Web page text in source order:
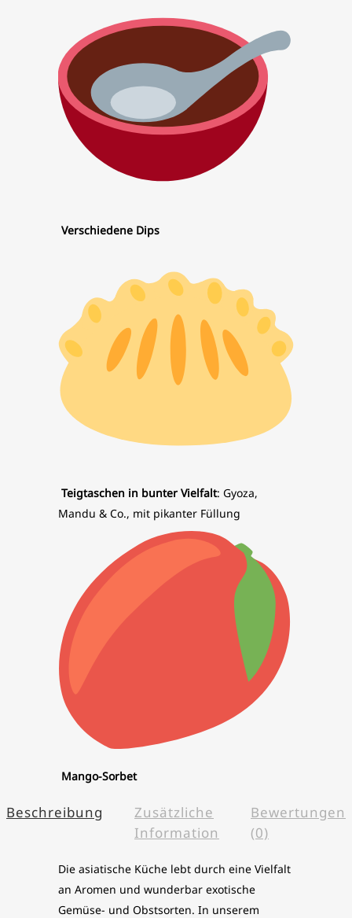
Verschiedene Dips
Teigtaschen in bunter Vielfalt: Gyoza,
Mandu & Co., mit pikanter Füllung
Mango-Sorbet
Beschreibung
Zusätzliche
Information
Bewertungen
(0)
Die asiatische Küche lebt durch eine Vielfalt
an Aromen und wunderbar exotische
Gemüse- und Obstsorten. In unserem